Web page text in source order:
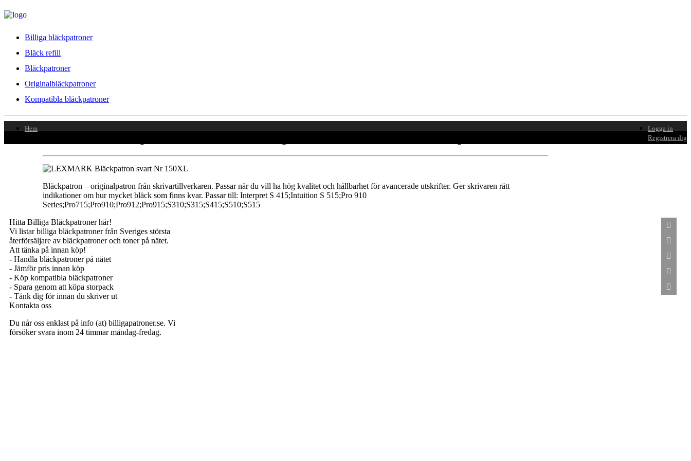
Billiga bläckpatroner
Bläck refill
Bläckpatroner
Originalbläckpatroner
Kompatibla bläckpatroner
Hem
Logga in
Registrera dig
Bläckpatron – originalpatron från skrivartillverkaren. Passar när du vill ha hög kvalitet och hållbarhet för avancerade utskrifter. Ger skrivaren rätt
indikationer om hur mycket bläck som finns kvar. Passar till: Interpret S 415;Intuition S 515;Pro 910
Series;Pro715;Pro910;Pro912;Pro915;S310;S315;S415;S510;S515
Hitta Billiga Bläckpatroner här!
Vi listar billiga bläckpatroner från Sveriges största
återförsäljare av bläckpatroner och toner på nätet.
Att tänka på innan köp!
- Handla bläckpatroner på nätet
- Jämför pris innan köp
- Köp kompatibla bläckpatroner
- Spara genom att köpa storpack
- Tänk dig för innan du skriver ut
Kontakta oss
Du når oss enklast på info (at) billigapatroner.se. Vi
försöker svara inom 24 timmar måndag-fredag.